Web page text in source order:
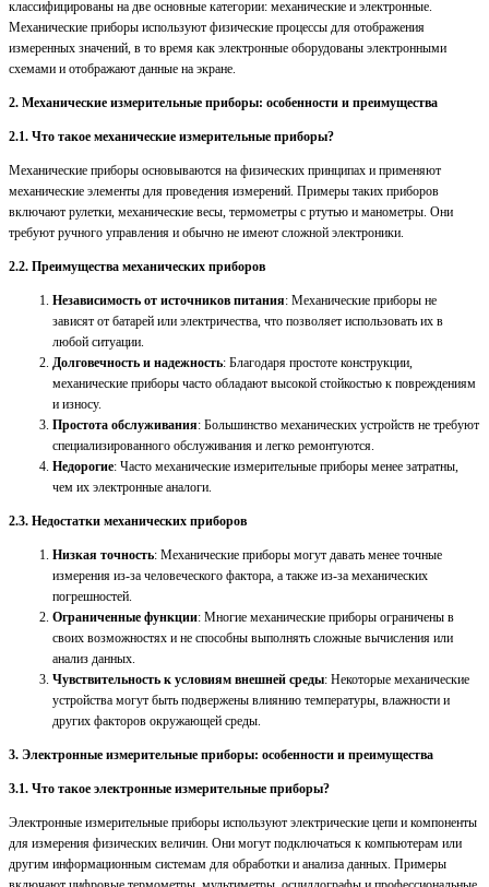
классифицированы на две основные категории: механические и электронные.
Механические приборы используют физические процессы для отображения
измеренных значений, в то время как электронные оборудованы электронными
схемами и отображают данные на экране.
2. Механические измерительные приборы: особенности и преимущества
2.1. Что такое механические измерительные приборы?
Механические приборы основываются на физических принципах и применяют
механические элементы для проведения измерений. Примеры таких приборов
включают рулетки, механические весы, термометры с ртутью и манометры. Они
требуют ручного управления и обычно не имеют сложной электроники.
2.2. Преимущества механических приборов
Независимость от источников питания: Механические приборы не
зависят от батарей или электричества, что позволяет использовать их в
любой ситуации.
Долговечность и надежность: Благодаря простоте конструкции,
механические приборы часто обладают высокой стойкостью к повреждениям
и износу.
Простота обслуживания: Большинство механических устройств не требуют
специализированного обслуживания и легко ремонтуются.
Недорогие: Часто механические измерительные приборы менее затратны,
чем их электронные аналоги.
2.3. Недостатки механических приборов
Низкая точность: Механические приборы могут давать менее точные
измерения из-за человеческого фактора, а также из-за механических
погрешностей.
Ограниченные функции: Многие механические приборы ограничены в
своих возможностях и не способны выполнять сложные вычисления или
анализ данных.
Чувствительность к условиям внешней среды: Некоторые механические
устройства могут быть подвержены влиянию температуры, влажности и
других факторов окружающей среды.
3. Электронные измерительные приборы: особенности и преимущества
3.1. Что такое электронные измерительные приборы?
Электронные измерительные приборы используют электрические цепи и компоненты
для измерения физических величин. Они могут подключаться к компьютерам или
другим информационным системам для обработки и анализа данных. Примеры